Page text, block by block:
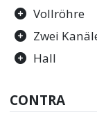
Vollröhre
Zwei
Hall
CONTRA